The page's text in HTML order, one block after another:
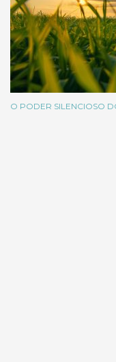
O PODER SILENCIOSO